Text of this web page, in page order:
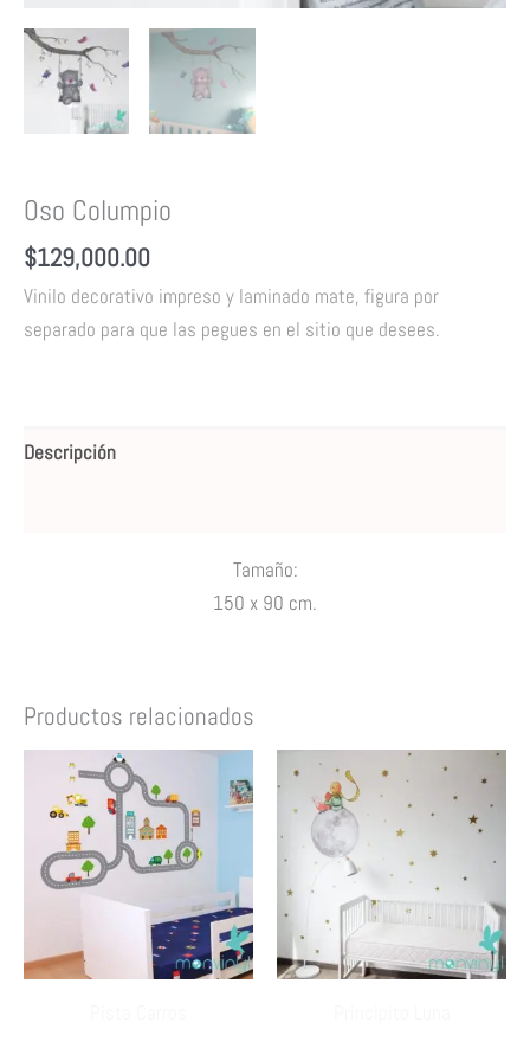
Oso Columpio
$129,000.00
Vinilo decorativo impreso y laminado mate, figura por
separado para que las pegues en el sitio que desees.
Descripción
Tamaño:
150 x 90 cm.
Productos relacionados